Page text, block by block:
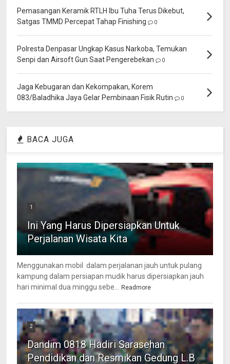
Pemasangan Keramik RTLH Ibu Tuha Terus Dikebut,
Satgas TMMD Percepat Tahap Finishing
0
Polresta Denpasar Ungkap Kasus Narkoba, Temukan
Senpi dan Airsoft Gun Saat Pengerebekan
0
Jaga Kebugaran dan Kekompakan, Korem
083/Baladhika Jaya Gelar Pembinaan Fisik Rutin
0
BACA JUGA
1
Ini Yang Harus Dipersiapkan Untuk
Perjalanan Wisata Kita
Menggunakan mobil dalam perjalanan jauh untuk pulang
kampung dalam persiapan mudik harus dipersiapkan jauh
hari minimal dua minggu sebe...
Readmore
2
Dandim 0818 Hadiri Sarasehan
Pendidikan dan Resmikan Gedung L.B